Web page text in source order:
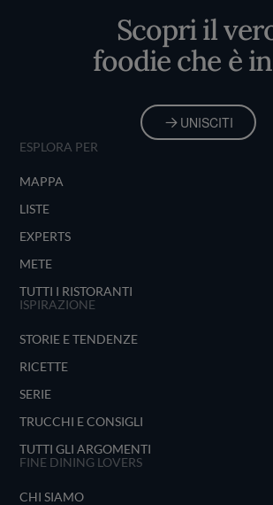
Scopri il
foodie che è
UNISCITI
ESPLORA PER
MAPPA
LISTE
EXPERTS
METE
TUTTI I RISTORANTI
ISPIRAZIONE
STORIE E TENDENZE
RICETTE
SERIE
TRUCCHI E CONSIGLI
TUTTI GLI ARGOMENTI
FINE DINING LOVERS
CHI SIAMO